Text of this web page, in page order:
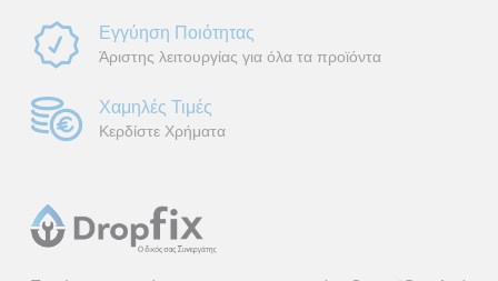
Εγγύηση Ποιότητας
Άριστης λειτουργίας για όλα τα προϊόντα
Χαμηλές Τιμές
Κερδίστε Χρήματα